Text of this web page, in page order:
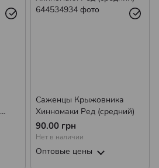
Саженцы Крыжовника
Хинномаки Ред (средний)
90.00 грн
Нет в наличии
Оптовые цены